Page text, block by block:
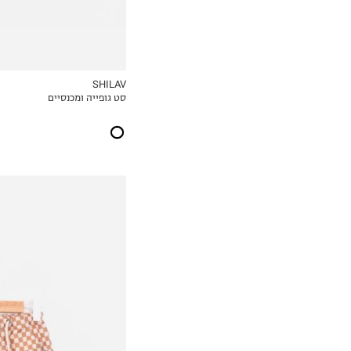
MY LIST
SHILAV
סט גופייה ומכנסיים